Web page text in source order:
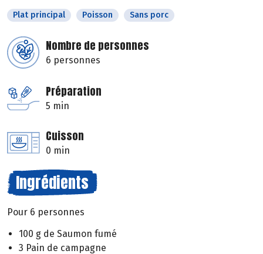
Plat principal Poisson Sans porc
Nombre de personnes
6 personnes
Préparation
5 min
Cuisson
0 min
Ingrédients
Pour 6 personnes
100 g de Saumon fumé
3 Pain de campagne